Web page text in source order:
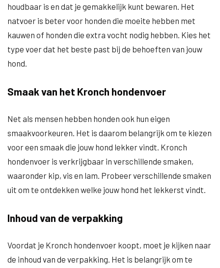
houdbaar is en dat je gemakkelijk kunt bewaren. Het
natvoer is beter voor honden die moeite hebben met
kauwen of honden die extra vocht nodig hebben. Kies het
type voer dat het beste past bij de behoeften van jouw
hond.
Smaak van het Kronch hondenvoer
Net als mensen hebben honden ook hun eigen
smaakvoorkeuren. Het is daarom belangrijk om te kiezen
voor een smaak die jouw hond lekker vindt. Kronch
hondenvoer is verkrijgbaar in verschillende smaken,
waaronder kip, vis en lam. Probeer verschillende smaken
uit om te ontdekken welke jouw hond het lekkerst vindt.
Inhoud van de verpakking
Voordat je Kronch hondenvoer koopt, moet je kijken naar
de inhoud van de verpakking. Het is belangrijk om te